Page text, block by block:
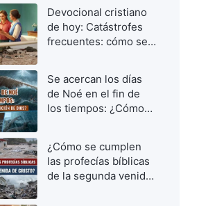
Devocional cristiano
de hoy: Catástrofes
frecuentes: cómo ser
al Señor
Se acercan los días
de Noé en el fin de
los tiempos: ¿Cómo
¿Cómo se cumplen
las profecías bíblicas
de la segunda venida